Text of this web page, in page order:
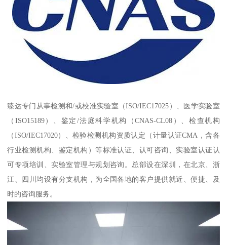
臻达专门从事检测和/或校准实验室（ISO/IEC17025）、医学实验室
（ISO15189）、鉴定/法庭科学机构（CNAS-CL08）、检查机构
（ISO/IEC17020）、检验检测机构资质认定（计量认证CMA，含各
行业检测机构、鉴定机构）等标准认证、认可咨询、实验室认证认
可专项培训、实验室管理与规划咨询。总部设在深圳，在北京、浙
江、四川均设有分支机构，为全国各地的客户提供就近、便捷、及
时的咨询服务。